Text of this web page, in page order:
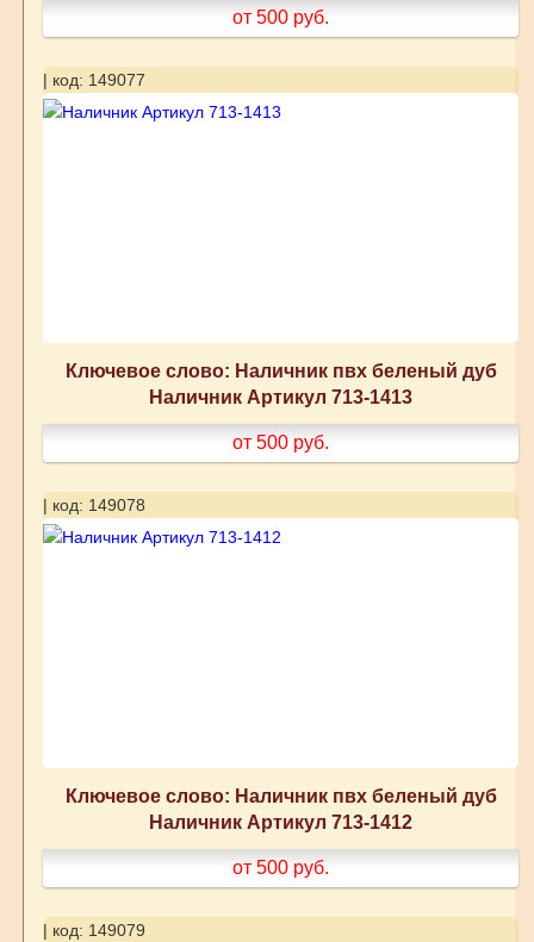
от 500 руб.
| код: 149077
Ключевое слово: Наличник пвх беленый дуб
Наличник Артикул 713-1413
от 500 руб.
| код: 149078
Ключевое слово: Наличник пвх беленый дуб
Наличник Артикул 713-1412
от 500 руб.
| код: 149079